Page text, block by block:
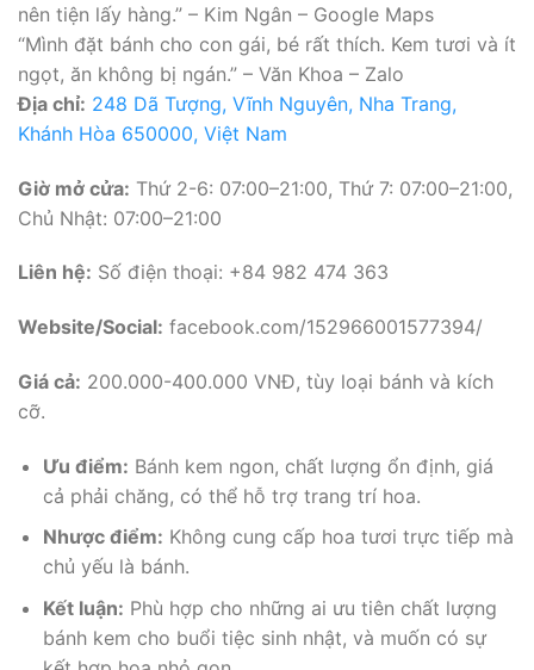
nên tiện lấy hàng.” – Kim Ngân – Google Maps
“Mình đặt bánh cho con gái, bé rất thích. Kem tươi và ít
ngọt, ăn không bị ngán.” – Văn Khoa – Zalo
Địa chỉ: 248 Dã Tượng, Vĩnh Nguyên, Nha Trang,
Khánh Hòa 650000, Việt Nam
Giờ mở cửa: Thứ 2-6: 07:00–21:00, Thứ 7: 07:00–21:00,
Chủ Nhật: 07:00–21:00
Liên hệ: Số điện thoại: +84 982 474 363
Website/Social: facebook.com/152966001577394/
Giá cả: 200.000-400.000 VNĐ, tùy loại bánh và kích
cỡ.
Ưu điểm: Bánh kem ngon, chất lượng ổn định, giá
cả phải chăng, có thể hỗ trợ trang trí hoa.
Nhược điểm: Không cung cấp hoa tươi trực tiếp mà
chủ yếu là bánh.
Kết luận: Phù hợp cho những ai ưu tiên chất lượng
bánh kem cho buổi tiệc sinh nhật, và muốn có sự